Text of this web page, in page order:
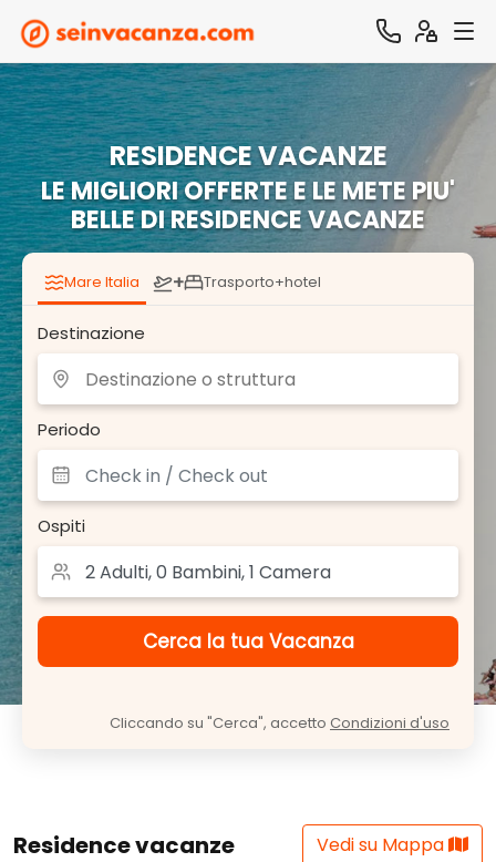
RESIDENCE VACANZE
LE MIGLIORI OFFERTE E LE METE PIU'
BELLE DI RESIDENCE VACANZE
Mare Italia + Trasporto+hotel
Destinazione
Periodo
Ospiti
Cliccando su "Cerca", accetto Condizioni d'uso
Residence vacanze
Vedi su Mappa